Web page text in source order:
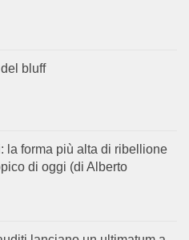
bluff
la forma più alta di ribellione
di oggi (di Alberto